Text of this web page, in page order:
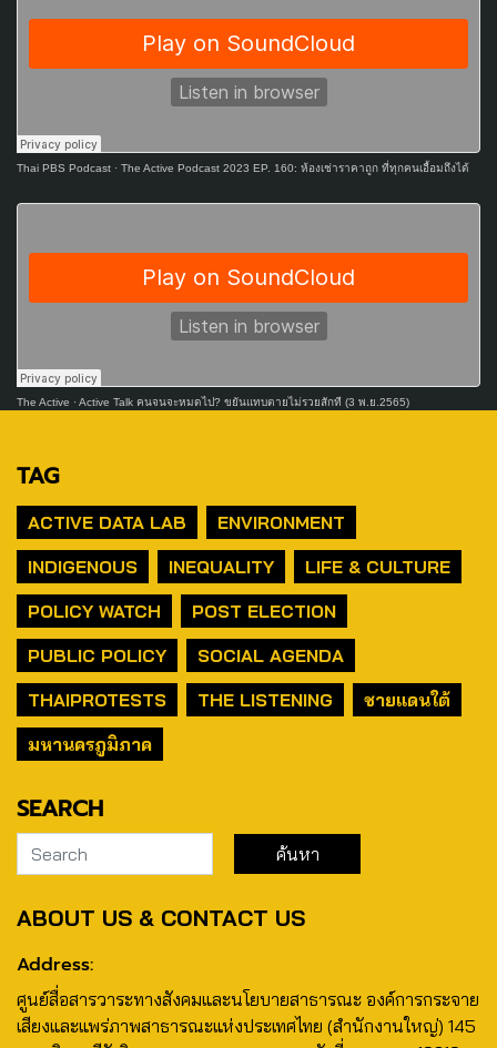
Thai PBS Podcast · The Active Podcast 2023 EP. 160: ห้องเช่าราคาถูก ที่ทุกคนเอื้อมถึงได้
The Active ·Active Talk คนจนจะหมดไป? ขยันแทบตายไม่รวยสักที (3 พ.ย.2565)
TAG
ACTIVE DATA LAB
ENVIRONMENT
INDIGENOUS
INEQUALITY
LIFE & CULTURE
POLICY WATCH
POST ELECTION
PUBLIC POLICY
SOCIAL AGENDA
THAIPROTESTS
THE LISTENING
ชายแดนใต้
มหานครภูมิภาค
SEARCH
ABOUT US & CONTACT US
Address:
ศูนย์สื่อสารวาระทางสังคมและนโยบายสาธารณะ องค์การกระจาย
เสียงและแพร่ภาพสาธารณะแห่งประเทศไทย (สำนักงานใหญ่) 145